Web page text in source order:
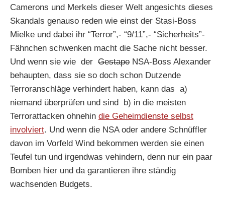
Camerons und Merkels dieser Welt angesichts dieses
Skandals genauso reden wie einst der Stasi-Boss
Mielke und dabei ihr “Terror”,- “9/11”,- “Sicherheits”-
Fähnchen schwenken macht die Sache nicht besser.
Und wenn sie wie der Gestapo NSA-Boss Alexander
behaupten, dass sie so doch schon Dutzende
Terroranschläge verhindert haben, kann das a)
niemand überprüfen und sind b) in die meisten
Terrorattacken ohnehin die Geheimdienste selbst
involviert. Und wenn die NSA oder andere Schnüffler
davon im Vorfeld Wind bekommen werden sie einen
Teufel tun und irgendwas vehindern, denn nur ein paar
Bomben hier und da garantieren ihre ständig
wachsenden Budgets.